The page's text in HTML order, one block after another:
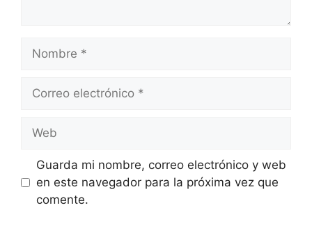
electrónico
Guarda mi nombre, correo electrónico y web
en este navegador para la próxima vez que
comente.